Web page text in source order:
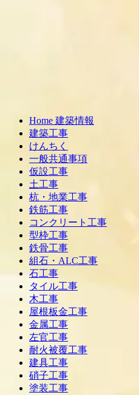
Home 建築情報
建築工事
けんちく
一般共通事項
仮設工事
土工事
杭・地業工事
鉄筋工事
コンクリート工事
型枠工事
鉄骨工事
組石・ALC工事
石工事
タイル工事
木工事
屋根板金工事
金属工事
左官工事
耐火被覆工事
建具工事
硝子工事
塗装工事